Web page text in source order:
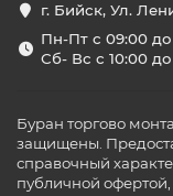
г. Бийск, Ул.
Пн-Пт с 09:00 до
Сб- Вс с 10:00 до
Буран торгово
защищены.
справочный
публичной